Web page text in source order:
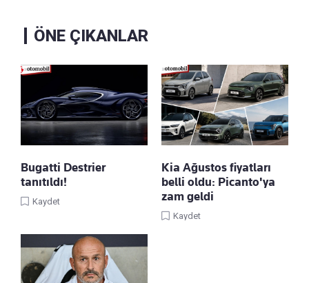
ÖNE ÇIKANLAR
Bugatti Destrier
tanıtıldı!
Kaydet
Kia Ağustos fiyatları
belli oldu: Picanto'ya
zam geldi
Kaydet